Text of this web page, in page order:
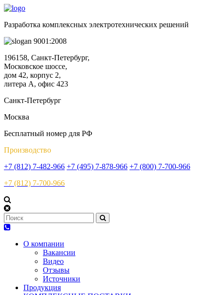
Разработка комплексных электротехнических решений
9001:2008
196158, Санкт-Петербург,
Московское шоссе,
дом 42, корпус 2,
литера А, офис 423
Санкт-Петербург
Москва
Бесплатный номер для РФ
Производство
+7 (812) 7-482-966 +7 (495) 7-878-966 +7 (800) 7-700-966
+7 (812) 7-700-966
О компании
Вакансии
Видео
Отзывы
Источники
Продукция